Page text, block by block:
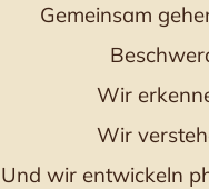
Gemeinsam
Wir
Wir
Und wir entwickeln